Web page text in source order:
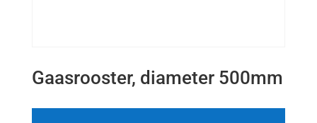
Gaasrooster, diameter 500mm